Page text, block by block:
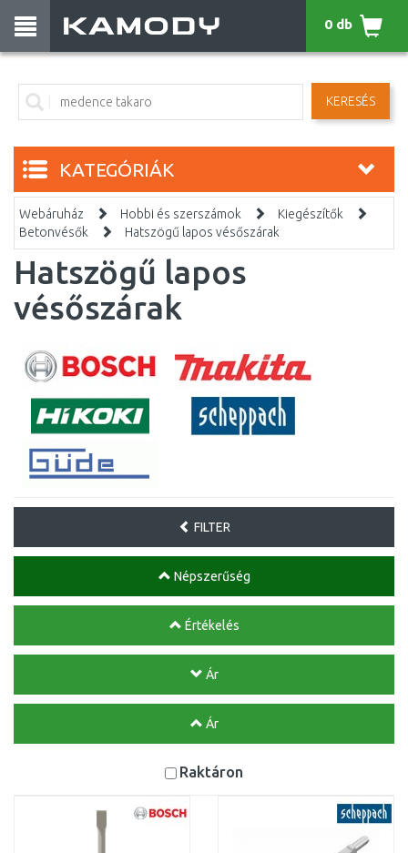
KERESÉS
0 db
KATEGÓRIÁK
Webáruház Hobbi és szerszámok
Kiegészítők
Betonvésők
Hatszögű lapos vésőszárak
Hatszögű lapos
vésőszárak
FILTER
Népszerűség
Értékelés
Ár
Ár
Raktáron